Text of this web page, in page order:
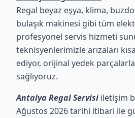
Regal beyaz eşya, klima,
bulaşık makinesi gibi tüm
profesyonel servis hizmeti
teknisyenlerimizle arızaları
ediyor, orijinal yedek
sağlıyoruz.
Antalya Regal Servisi iletişim
Ağustos 2026 tarihi itibari ile